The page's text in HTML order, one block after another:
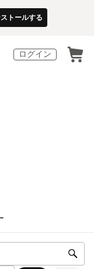
トールする
ログイン